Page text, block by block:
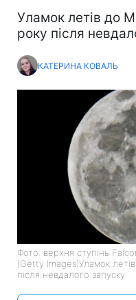
Уламок летів до
року після
КАТЕРИНА КОВАЛЬ
Фото: верхня ступінь
(Getty Images)Уламок
після невдалого запуску